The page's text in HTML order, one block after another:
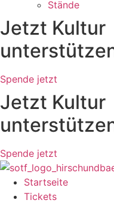
Stände
Jetzt Kultur
Spende jetzt
Jetzt Kultur
Spende jetzt
Startseite
Tickets